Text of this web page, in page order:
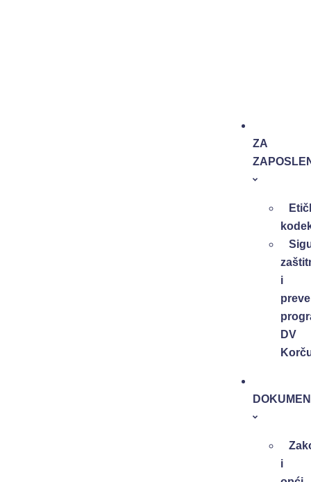
ZA
i
DV
i